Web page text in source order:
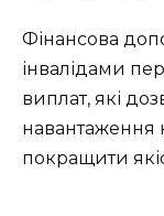
Фінансова
інвалідами
виплат, які
навантаження
покращити